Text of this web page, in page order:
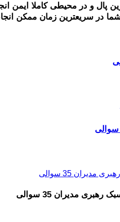
پال و در محیطی کاملا
در سریعترین زمان ممکن
35 سوالی
مدیران 35 سوالی